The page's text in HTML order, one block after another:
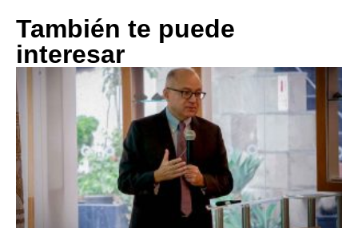
También te puede
interesar